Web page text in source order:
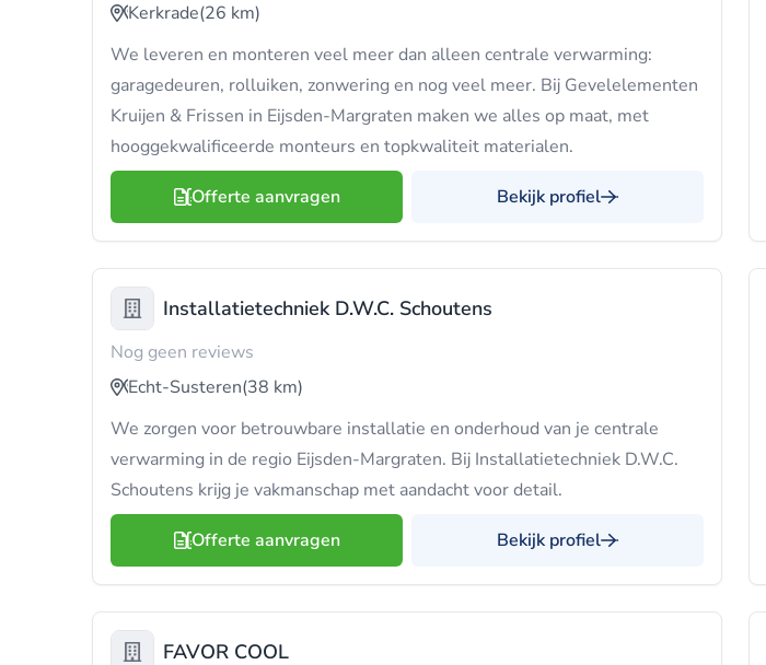
Kerkrade(26 km)
We leveren en monteren veel meer dan alleen centrale verwarming:
garagedeuren, rolluiken, zonwering en nog veel meer. Bij Gevelelementen
Kruijen & Frissen in Eijsden-Margraten maken we alles op maat, met
hooggekwalificeerde monteurs en topkwaliteit materialen.
Offerte aanvragen Bekijk profiel
Installatietechniek D.W.C. Schoutens
Nog geen reviews
Echt-Susteren(38 km)
We zorgen voor betrouwbare installatie en onderhoud van je centrale
verwarming in de regio Eijsden-Margraten. Bij Installatietechniek D.W.C.
Schoutens krijg je vakmanschap met aandacht voor detail.
Offerte aanvragen Bekijk profiel
FAVOR COOL